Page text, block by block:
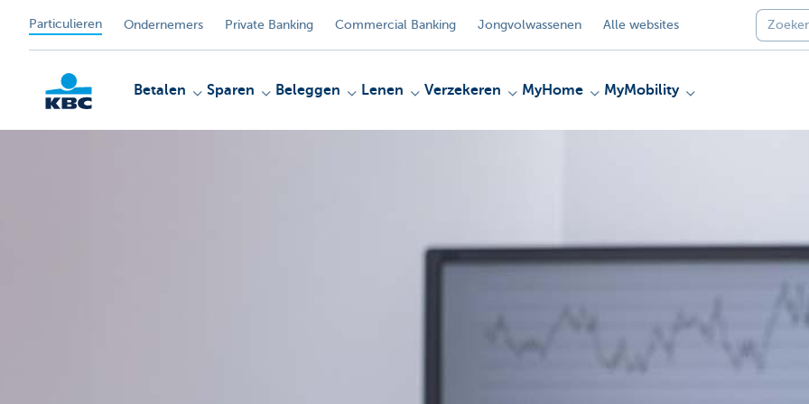
Particulieren Ondernemers Private Banking Commercial Banking Jongvolwassenen Alle websites
Betalen Sparen Beleggen Lenen Verzekeren MyHome MyMobility